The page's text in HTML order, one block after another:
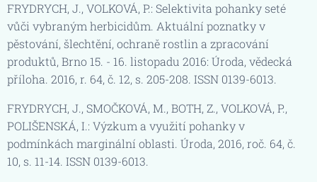
FRYDRYCH, J., VOLKOVÁ, P.: Selektivita pohanky seté
vůči vybraným herbicidům. Aktuální poznatky v
pěstování, šlechtění, ochraně rostlin a zpracování
produktů, Brno 15. - 16. listopadu 2016: Úroda, vědecká
příloha. 2016, r. 64, č. 12, s. 205-208. ISSN 0139-6013.
FRYDRYCH, J., SMOČKOVÁ, M., BOTH, Z., VOLKOVÁ, P.,
POLIŠENSKÁ, I.: Výzkum a využití pohanky v
podmínkách marginální oblasti. Úroda, 2016, roč. 64, č.
10, s. 11-14. ISSN 0139-6013.